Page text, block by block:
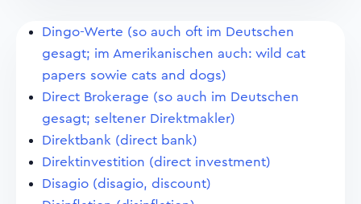
Dingo-Werte (so auch oft im Deutschen
gesagt; im Amerikanischen auch: wild cat
papers sowie cats and dogs)
Direct Brokerage (so auch im Deutschen
gesagt; seltener Direktmakler)
Direktbank (direct bank)
Direktinvestition (direct investment)
Disagio (disagio, discount)